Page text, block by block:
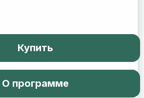
Купить
О программе